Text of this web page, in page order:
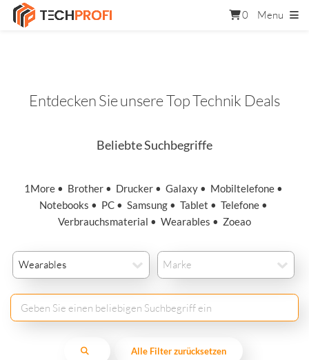
0 Menu
Entdecken Sie unsere Top Technik Deals
Beliebte Suchbegriffe
1More • Brother • Drucker • Galaxy • Mobiltelefone •
Notebooks • PC • Samsung • Tablet • Telefone •
Verbrauchsmaterial • Wearables • Zoeao
Alle Filter zurücksetzen